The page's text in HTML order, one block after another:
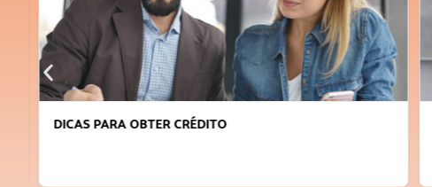
DICAS PARA OBTER CRÉDITO